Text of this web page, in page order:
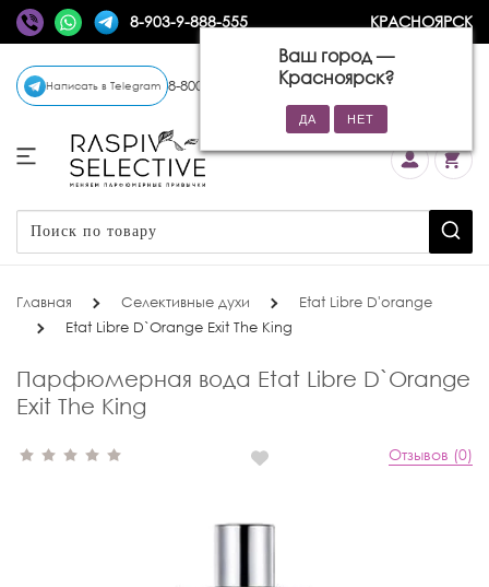
8-903-9-888-555 КРАСНОЯРСК
Ваш город —
Красноярск?
Написать в Telegram 8-800-770-72-34 (бесплатно)
Главная Селективные духи
Etat Libre D'orange
Etat Libre D`Orange Exit The King
Парфюмерная вода Etat Libre D`Orange
Exit The King
Отзывов (0)